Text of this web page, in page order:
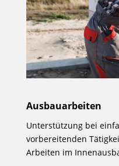
Ausbauarbeiten
Unterstützung bei
vorbereitenden
Arbeiten im